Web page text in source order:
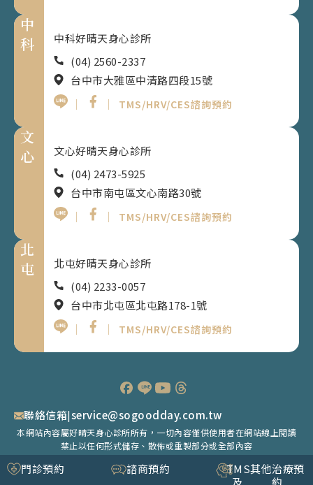
中
科
中科好晴天身心診所
(04) 2560-2337
台中市大雅區中清路四段15號
｜
｜ TMS/HRV/CES諮詢預約
文
心
文心好晴天身心診所
(04) 2473-5925
台中市南屯區文心南路30號
｜
｜ TMS/HRV/CES諮詢預約
北
屯
北屯好晴天身心診所
(04) 2233-0057
台中市北屯區北屯路178-1號
｜
｜ TMS/HRV/CES諮詢預約
聯絡信箱|service@sogoodday.com.tw
本網站內容屬好晴天身心診所所有，一切內容僅供使用者在網站線上閱讀
禁止以任何形式儲存、散佈或重製部分或全部內容
©Good Day Psychiatric Clinic. All rights reserved.｜隱私權政策
門診預約 諮商預約
TMS
及
其他治療預
約